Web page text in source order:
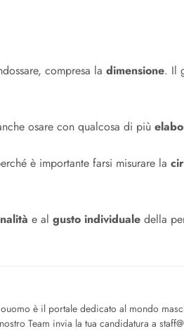
compresa ladimensione. Il
osare con qualcosa di più
è importante farsi misurare la
e algusto individuale della
è il portale dedicato al mondo
Team invia la tua candidatura a